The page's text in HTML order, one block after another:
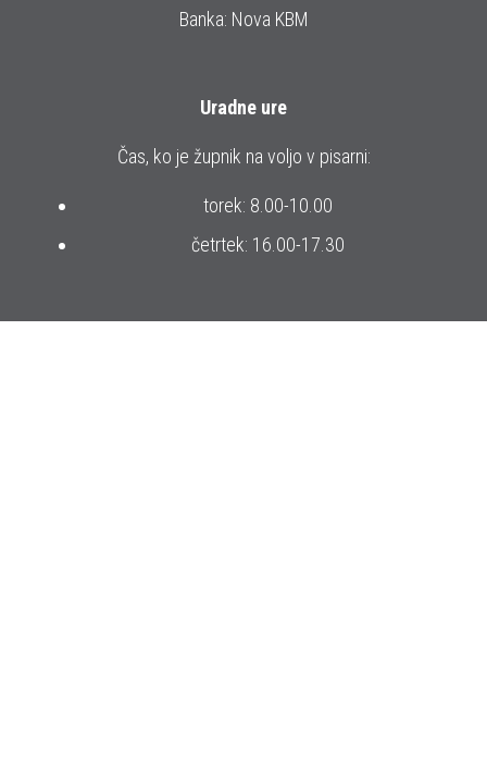
Banka: Nova KBM
Uradne ure
Čas, ko je župnik na voljo v pisarni:
torek: 8.00-10.00
četrtek: 16.00-17.30